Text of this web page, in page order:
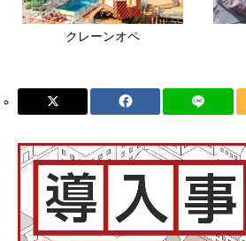
クレーンオペ